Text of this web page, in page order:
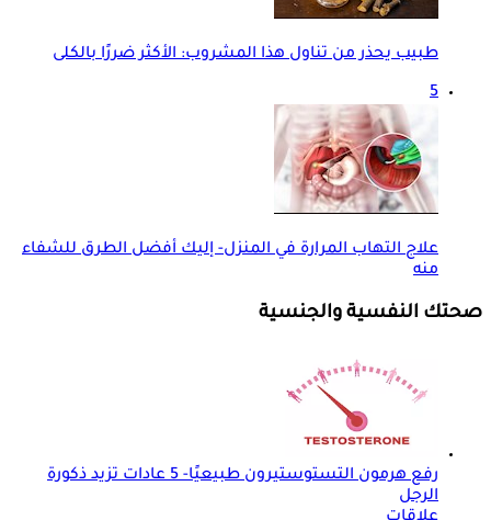
طبيب يحذر من تناول هذا المشروب: الأكثر ضررًا بالكلى
5
علاج التهاب المرارة في المنزل- إليك أفضل الطرق للشفاء
منه
صحتك النفسية والجنسية
رفع هرمون التستوستيرون طبيعيًا- 5 عادات تزيد ذكورة
الرجل